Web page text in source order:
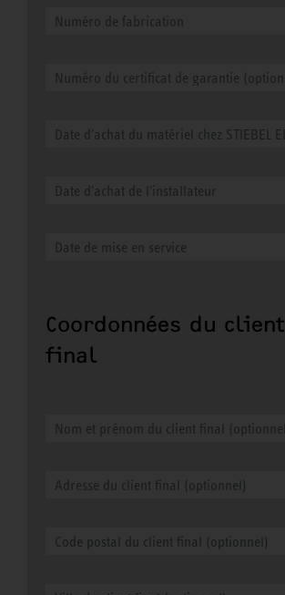
Coordonnées du client
final